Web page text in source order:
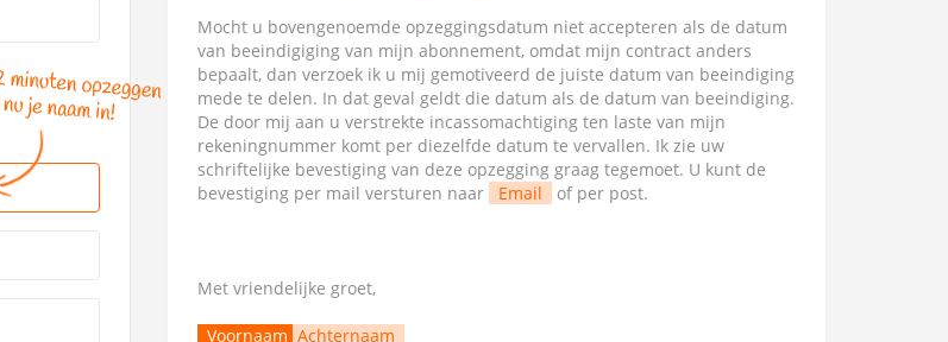
Mocht u bovengenoemde opzeggingsdatum niet accepteren als de datum
van beeindigiging van mijn abonnement, omdat mijn contract anders
bepaalt, dan verzoek ik u mij gemotiveerd de juiste datum van beeindiging
mede te delen. In dat geval geldt die datum als de datum van beeindiging.
De door mij aan u verstrekte incassomachtiging ten laste van mijn
rekeningnummer komt per diezelfde datum te vervallen. Ik zie uw
schriftelijke bevestiging van deze opzegging graag tegemoet. U kunt de
bevestiging per mail versturen naar
Email of per post.
Met vriendelijke groet,
Voornaam Achternaam